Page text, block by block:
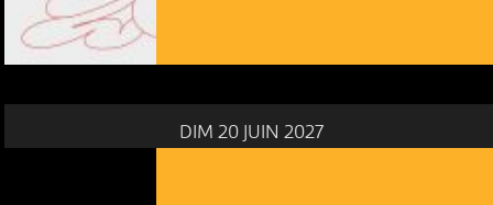
DIM 20 JUIN 2027